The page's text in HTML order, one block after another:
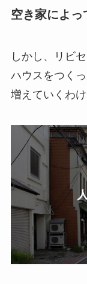
空き家によっ
しかし、リビ
ハウスをつく
増えていくわ